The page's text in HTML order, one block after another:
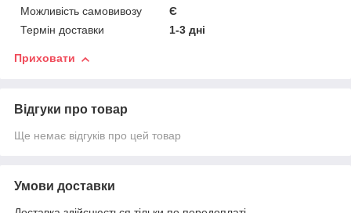
Можливість самовивозу
Є
Термін доставки
1-3 дні
Приховати
Відгуки про товар
Ще немає відгуків про цей товар
Умови доставки